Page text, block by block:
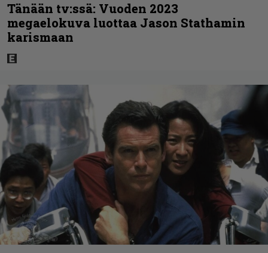
Tänään tv:ssä: Vuoden 2023
megaelokuva luottaa Jason Stathamin
karismaan